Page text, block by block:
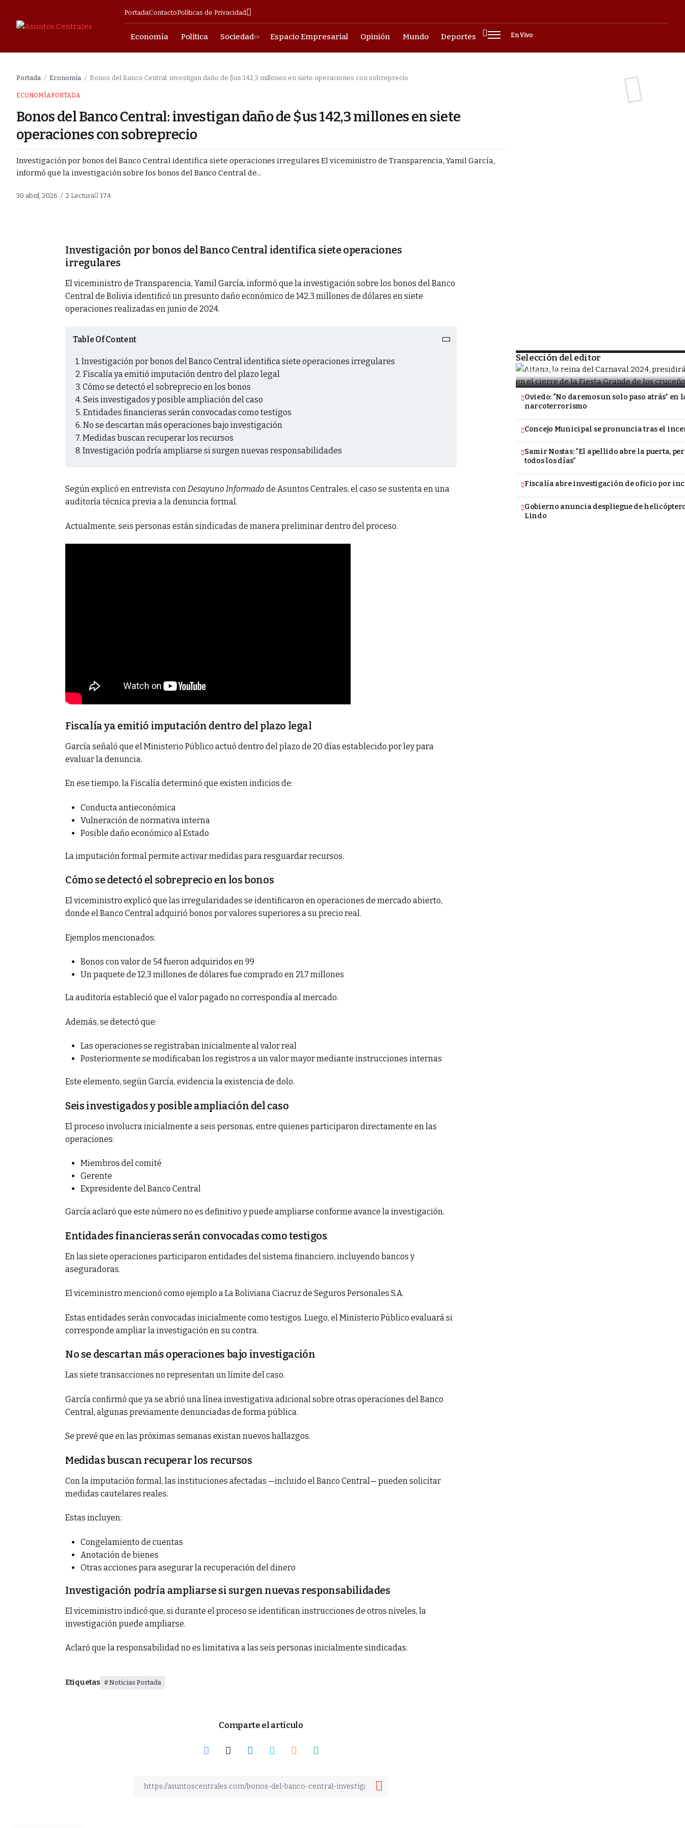
PortadaContactoPolíticas de Privacidad
Economía Política Sociedad Espacio Empresarial Opinión Mundo Deportes
fuga de
lucha contra el
en Barrio
el liderazgo se
En Vivo
Portada / Economía / Bonos del Banco Central: investigan daño de $us 142,3 millones en siete operaciones con sobreprecio
ECONOMÍAPORTADA
Bonos del Banco Central: investigan daño de $us 142,3 millones en siete
operaciones con sobreprecio
Investigación por bonos del Banco Central identifica siete operaciones irregulares El viceministro de Transparencia, Yamil García,
informó que la investigación sobre los bonos del Banco Central de...
30 abril, 2026 2 Lectura 174
Investigación por bonos del Banco Central identifica siete operaciones
irregulares
El viceministro de Transparencia, Yamil García, informó que la investigación sobre los bonos del Banco
Central de Bolivia identificó un presunto daño económico de 142,3 millones de dólares en siete
operaciones realizadas en junio de 2024.
Table Of Content
Investigación por bonos del Banco Central identifica siete operaciones irregulares
Fiscalía ya emitió imputación dentro del plazo legal
Cómo se detectó el sobreprecio en los bonos
Seis investigados y posible ampliación del caso
Entidades financieras serán convocadas como testigos
No se descartan más operaciones bajo investigación
Medidas buscan recuperar los recursos
Investigación podría ampliarse si surgen nuevas responsabilidades
Según explicó en entrevista conDesayuno Informado de Asuntos Centrales, el caso se sustenta en una
auditoría técnica previa a la denuncia formal.
Actualmente, seis personas están sindicadas de manera preliminar dentro del proceso.
Fiscalía ya emitió imputación dentro del plazo legal
García señaló que el Ministerio Público actuó dentro del plazo de 20 días establecido por ley para
evaluar la denuncia.
En ese tiempo, la Fiscalía determinó que existen indicios de:
Conducta antieconómica
Vulneración de normativa interna
Posible daño económico al Estado
La imputación formal permite activar medidas para resguardar recursos.
Cómo se detectó el sobreprecio en los bonos
El viceministro explicó que las irregularidades se identificaron en operaciones de mercado abierto,
donde el Banco Central adquirió bonos por valores superiores a su precio real.
Ejemplos mencionados:
Bonos con valor de 54 fueron adquiridos en 99
Un paquete de 12,3 millones de dólares fue comprado en 21,7 millones
La auditoría estableció que el valor pagado no correspondía al mercado.
Además, se detectó que:
Las operaciones se registraban inicialmente al valor real
Posteriormente se modificaban los registros a un valor mayor mediante instrucciones internas
Este elemento, según García, evidencia la existencia de dolo.
Seis investigados y posible ampliación del caso
El proceso involucra inicialmente a seis personas, entre quienes participaron directamente en las
operaciones:
Miembros del comité
Gerente
Expresidente del Banco Central
García aclaró que este número no es definitivo y puede ampliarse conforme avance la investigación.
Entidades financieras serán convocadas como testigos
En las siete operaciones participaron entidades del sistema financiero, incluyendo bancos y
aseguradoras.
El viceministro mencionó como ejemplo a La Boliviana Ciacruz de Seguros Personales S.A.
Estas entidades serán convocadas inicialmente como testigos. Luego, el Ministerio Público evaluará si
corresponde ampliar la investigación en su contra.
No se descartan más operaciones bajo investigación
Las siete transacciones no representan un límite del caso.
García confirmó que ya se abrió una línea investigativa adicional sobre otras operaciones del Banco
Central, algunas previamente denunciadas de forma pública.
Se prevé que en las próximas semanas existan nuevos hallazgos.
Medidas buscan recuperar los recursos
Con la imputación formal, las instituciones afectadas —incluido el Banco Central— pueden solicitar
medidas cautelares reales.
Estas incluyen:
Congelamiento de cuentas
Anotación de bienes
Otras acciones para asegurar la recuperación del dinero
Investigación podría ampliarse si surgen nuevas responsabilidades
El viceministro indicó que, si durante el proceso se identifican instrucciones de otros niveles, la
investigación puede ampliarse.
Aclaró que la responsabilidad no es limitativa a las seis personas inicialmente sindicadas.
Etiquetas Noticias Portada
Comparte el artículo
Selección del editor
tradicional Carnavalito
Nona Vargas
Oviedo: “No daremos un solo paso atrás”
narcoterrorismo
Concejo Municipal se pronuncia tras el
Samir Nostas: “El apellido abre la puerta,
todos los días”
Fiscalía abre investigación de oficio por
Gobierno anuncia despliegue de
Lindo